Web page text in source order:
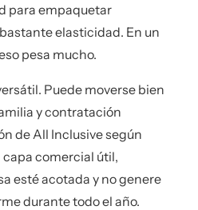
para empaquetar
elasticidad. En un
pesa mucho.
Puede moverse bien
y contratación
de All Inclusive según
comercial útil,
esté acotada y no genere
durante todo el año.